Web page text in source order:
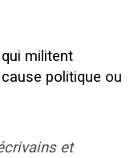
militent
politique ou
et